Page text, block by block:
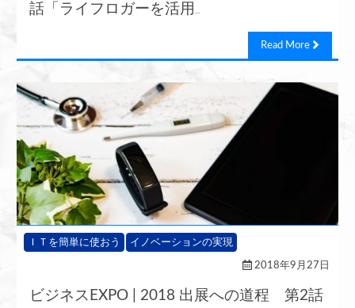
話「ライフロガーを活用
Read More
ＩＴを簡単に使おう イノベーションの実現
2018年9月27日
ビジネスEXPO | 2018 出展への道程 第2話